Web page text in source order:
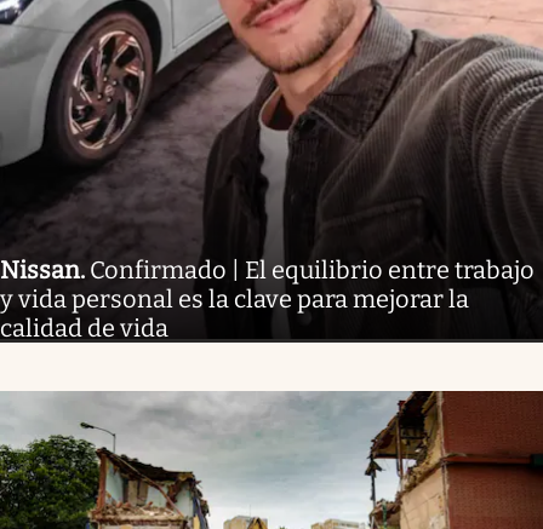
Nissan. Confirmado | El equilibrio entre trabajo
y vida personal es la clave para mejorar la
calidad de vida